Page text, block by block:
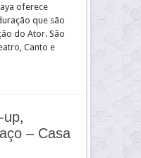
oferece
que são
do Ator. São
Canto e
up,
– Casa